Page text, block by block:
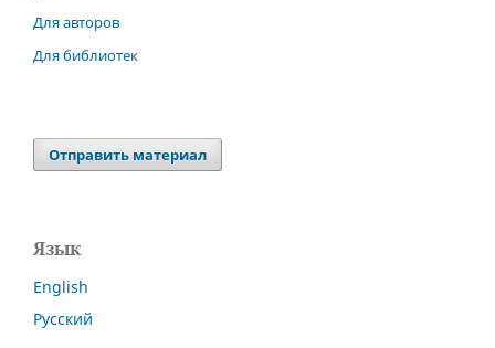
Для авторов
Для библиотек
Отправить материал
Язык
English
Русский